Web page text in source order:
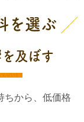
を選ぶ
及ぼす
ちから、低価格